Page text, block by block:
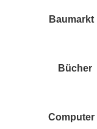
Bau­markt
Bücher
Com­pu­ter